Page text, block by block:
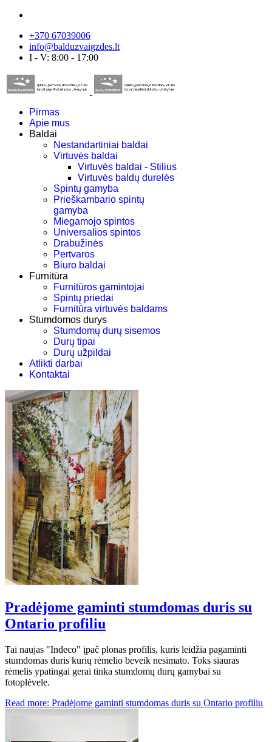
+370 67039006
info@balduzvaigzdes.lt
I - V: 8:00 - 17:00
Pirmas
Apie mus
Baldai
Nestandartiniai baldai
Virtuvės baldai
Virtuvės baldai - Stilius
Virtuvės baldų durelės
Spintų gamyba
Prieškambario spintų
gamyba
Miegamojo spintos
Universalios spintos
Drabužinės
Pertvaros
Biuro baldai
Furnitūra
Furnitūros gamintojai
Spintų priedai
Furnitūra virtuvės baldams
Stumdomos durys
Stumdomų durų sisemos
Durų tipai
Durų užpildai
Atlikti darbai
Kontaktai
Pradėjome gaminti stumdomas duris su
Ontario profiliu
Tai naujas "Indeco" įpač plonas profilis, kuris leidžia pagaminti
stumdomas duris kurių rėmelio beveik nesimato. Toks siauras
rėmelis ypatingai gerai tinka stumdomų durų gamybai su
fotoplėvele.
Read more: Pradėjome gaminti stumdomas duris su Ontario profiliu